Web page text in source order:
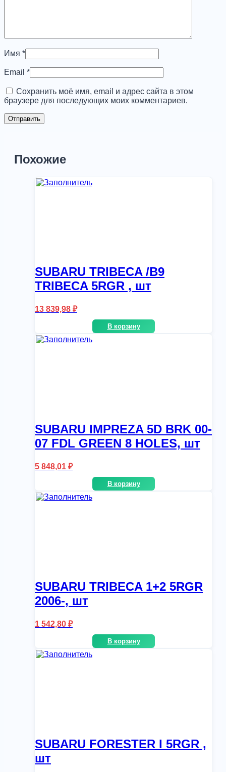
Имя *
Email *
Сохранить моё имя, email и адрес сайта в этом
браузере для последующих моих комментариев.
Похожие
SUBARU TRIBECA /B9
TRIBECA 5RGR , шт
13 839,98 ₽
В корзину
SUBARU IMPREZA 5D BRK 00-
07 FDL GREEN 8 HOLES, шт
5 848,01 ₽
В корзину
SUBARU TRIBECA 1+2 5RGR
2006-, шт
1 542,80 ₽
В корзину
SUBARU FORESTER I 5RGR ,
шт